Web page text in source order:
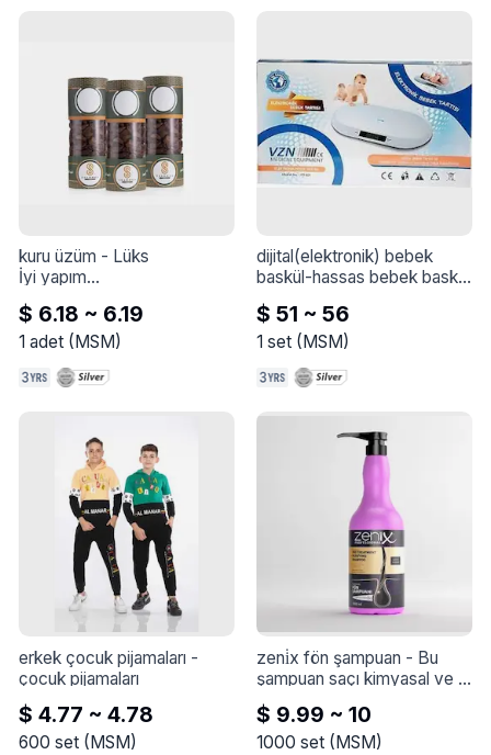
kuru üzüm - Lüks
İyi yapım
Boya ve koruyucu asit
içermez
$ 6.18 ~ 6.19
1 adet(MSM)
dijital(elektronik) bebek
baskül-hassas bebek baskül
$ 51 ~ 56
1 set (MSM)
erkek çocuk pijamaları
çocuk pijamaları
$ 4.77 ~ 4.78
600 set( MSM)
zeni̇x fön şampuan - Bu
şampuan saçı kimyasal ve
şekillendirici kalıntılardan
arındırmaya yardımcı olur
$ 9.99 ~ 10
1000 set ( MSM)